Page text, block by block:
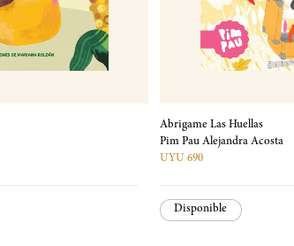
Abrigame Las Huellas
Pim Pau Alejandra Acosta
UYU 690
Disponible